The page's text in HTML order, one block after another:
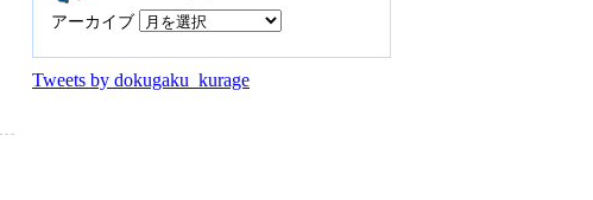
アーカイブ
Tweets by dokugaku_kurage